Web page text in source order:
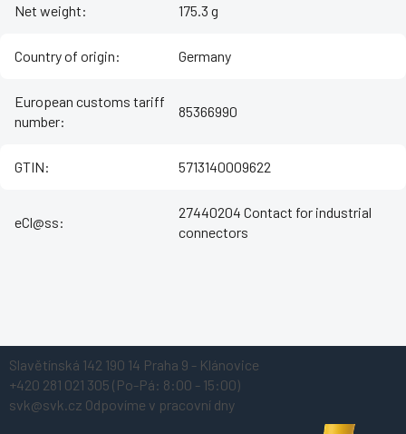
Net weight: 175.3 g
Country of origin: Germany
European customs tariff
number:
85366990
GTIN: 5713140009622
eCl@ss:
27440204 Contact for industrial
connectors
Slavětínská 142 190 14 Praha 9 - Klánovice
+420 281 021 305 (Po-Pá: 8:00 - 15:00)
svk@svk.cz Odpovíme v pracovní dny